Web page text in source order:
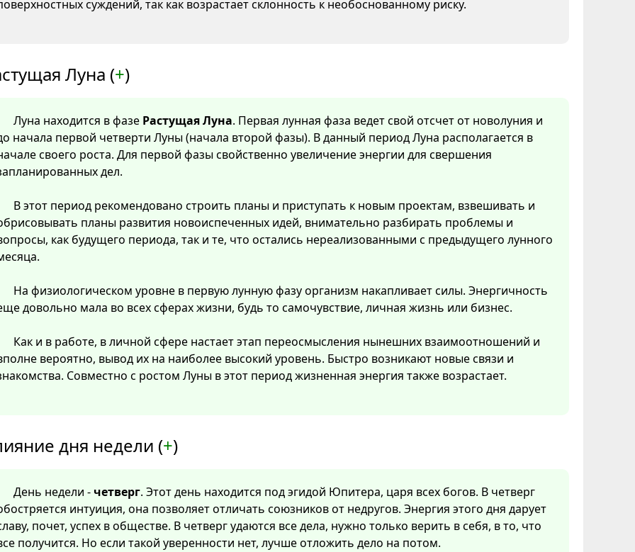
суждений, так как возрастает склонность к необоснованному риску.
Луна (+)
Луна находится в фазе Растущая Луна. Первая лунная фаза ведет свой отсчет от новолуния и
начала первой четверти Луны (начала второй фазы). В данный период Луна располагается в
своего роста. Для первой фазы свойственно увеличение энергии для свершения
дел.
В этот период рекомендовано строить планы и приступать к новым проектам, взвешивать и
планы развития новоиспеченных идей, внимательно разбирать проблемы и
как будущего периода, так и те, что остались нереализованными с предыдущего лунного
На физиологическом уровне в первую лунную фазу организм накапливает силы. Энергичность
довольно мала во всех сферах жизни, будь то самочувствие, личная жизнь или бизнес.
Как и в работе, в личной сфере настает этап переосмысления нынешних взаимоотношений и
вероятно, вывод их на наиболее высокий уровень. Быстро возникают новые связи и
Совместно с ростом Луны в этот период жизненная энергия также возрастает.
дня недели (+)
День недели - четверг. Этот день находится под эгидой Юпитера, царя всех богов. В четверг
интуиция, она позволяет отличать союзников от недругов. Энергия этого дня дарует
почет, успех в обществе. В четверг удаются все дела, нужно только верить в себя, в то, что
получится. Но если такой уверенности нет, лучше отложить дело на потом.